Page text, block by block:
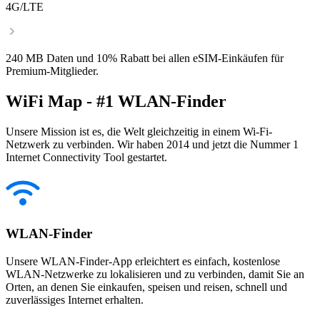
4G/LTE
240 MB Daten und 10% Rabatt bei allen eSIM-Einkäufen für
Premium-Mitglieder.
WiFi Map - #1 WLAN-Finder
Unsere Mission ist es, die Welt gleichzeitig in einem Wi-Fi-
Netzwerk zu verbinden. Wir haben 2014 und jetzt die Nummer 1
Internet Connectivity Tool gestartet.
WLAN-Finder
Unsere WLAN-Finder-App erleichtert es einfach, kostenlose
WLAN-Netzwerke zu lokalisieren und zu verbinden, damit Sie an
Orten, an denen Sie einkaufen, speisen und reisen, schnell und
zuverlässiges Internet erhalten.